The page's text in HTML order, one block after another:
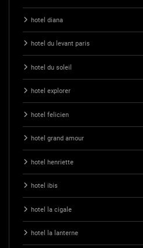
hotel diana
hotel du levant paris
hotel du soleil
hotel explorer
hotel felicien
hotel grand amour
hotel henriette
hotel ibis
hotel la cigale
hotel la lanterne